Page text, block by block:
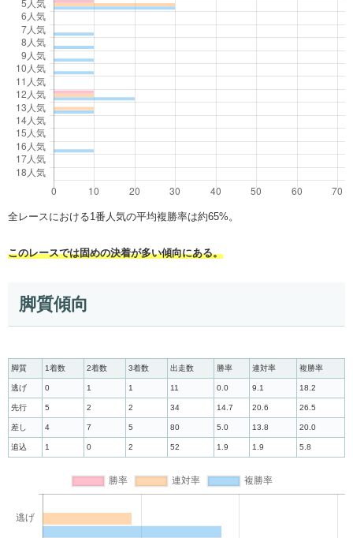
全レースにおける1番人気の平均複勝率は約65%。
このレースでは固めの決着が多い傾向にある。
脚質傾向
脚質 1着数 2着数 3着数 出走数 勝率 連対率 複勝率
逃げ 0 1 1 11 0.0 9.1 18.2
先行 5 2 2 34 14.7 20.6 26.5
差し 4 7 5 80 5.0 13.8 20.0
追込 1 0 2 52 1.9 1.9 5.8